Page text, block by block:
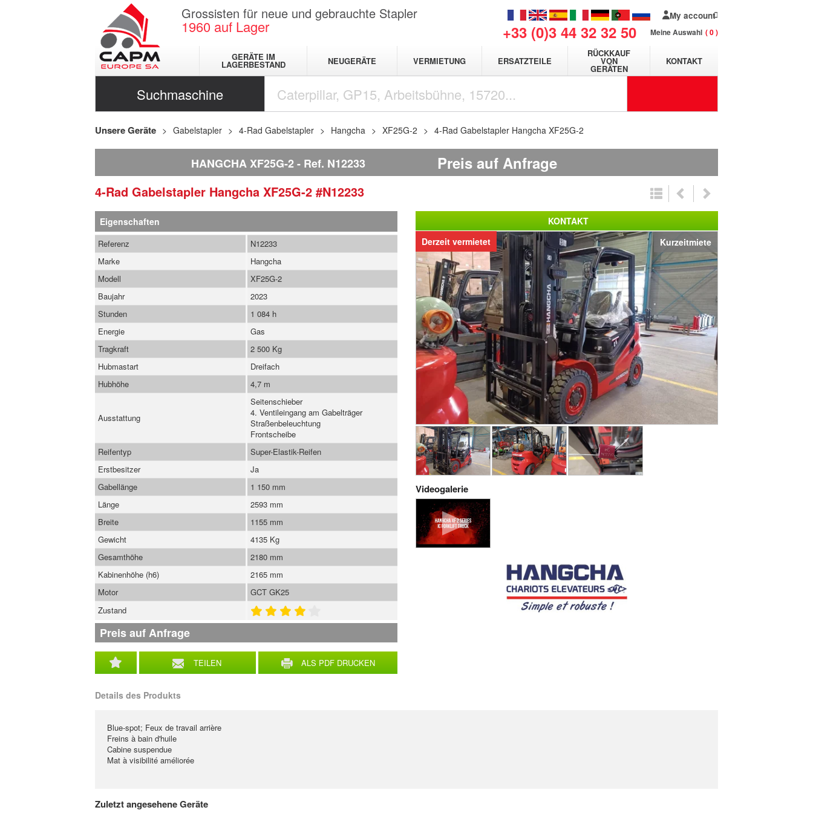
Grossisten für neue und gebrauchte Stapler
1960 auf Lager +33 (0)3 44 32 32 50
My account
Meine Auswahl 0
GERÄTE IM
LAGERBESTAND NEUGERÄTE VERMIETUNG ERSATZTEILE
RÜCKKAUF
VON
GERÄTEN
KONTAKT
Suchmaschine
Unsere Geräte Gabelstapler 4-Rad Gabelstapler Hangcha XF25G-2 4-Rad Gabelstapler Hangcha XF25G-2
HANGCHA XF25G-2 Ref. N12233 Preis auf Anfrage
4-Rad Gabelstapler Hangcha XF25G-2 #N12233
Kurzeitmiete
Derzeit vermietet
Videogalerie
Eigenschaften
TEILEN ALS PDF DRUCKEN
Referenz
N12233
Marke
Hangcha
Modell
XF25G-2
Baujahr
2023
Stunden
1 084 h
Energie
Gas
Tragkraft
2 500 Kg
Hubmastart
Dreifach
Hubhöhe
4,7 m
Ausstattung
Seitenschieber
4. Ventileingang am Gabelträger
Straßenbeleuchtung
Frontscheibe
Reifentyp
Super-Elastik-Reifen
Erstbesitzer
Ja
Gabellänge
1 150 mm
Länge
2593 mm
Breite
1155 mm
Gewicht
4135 Kg
Gesamthöhe
2180 mm
Kabinenhöhe (h6)
2165 mm
Motor
GCT GK25
Zustand
Preis auf Anfrage
Details des Produkts
Blue-spot; Feux de travail arrière
Freins à bain d'huile
Cabine suspendue
Mat à visibilité améliorée
KONTAKT
Zuletzt angesehene Geräte